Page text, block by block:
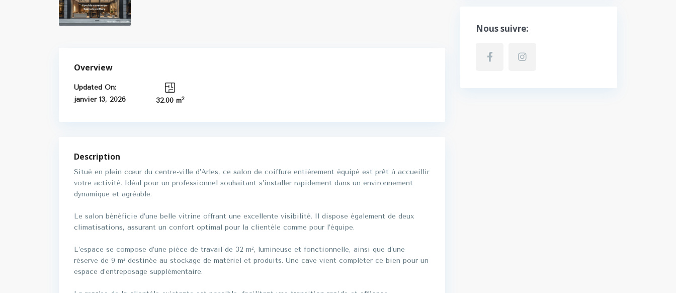
Overview
Updated On:
janvier 13, 2026
32.00 m2
Description
Situé en plein cœur du centre-ville d’Arles, ce salon de coiffure entièrement équipé est prêt à accueillir
votre activité. Idéal pour un professionnel souhaitant s’installer rapidement dans un environnement
dynamique et agréable.
Le salon bénéficie d’une belle vitrine offrant une excellente visibilité. Il dispose également de deux
climatisations, assurant un confort optimal pour la clientèle comme pour l’équipe.
L’espace se compose d’une pièce de travail de 32 m², lumineuse et fonctionnelle, ainsi que d’une
réserve de 9 m² destinée au stockage de matériel et produits. Une cave vient compléter ce bien pour un
espace d’entreposage supplémentaire.
Nous suivre: